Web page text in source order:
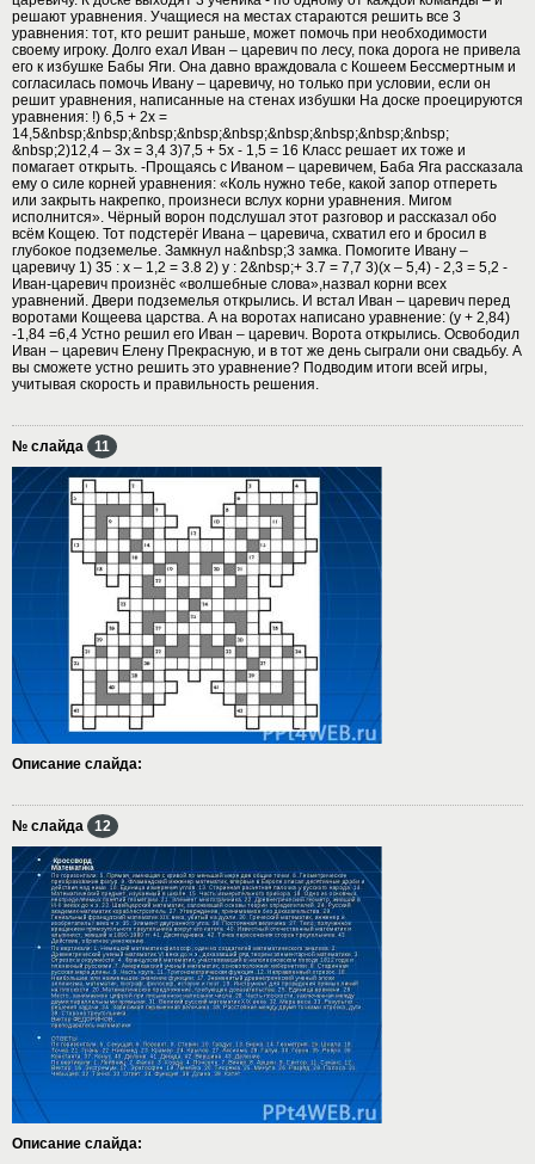
решают уравнения. Учащиеся на местах стараются решить все 3
уравнения: тот, кто решит раньше, может помочь при необходимости
своему игроку. Долго ехал Иван – царевич по лесу, пока дорога не привела
его к избушке Бабы Яги. Она давно враждовала с Кошеем Бессмертным и
согласилась помочь Ивану – царевичу, но только при условии, если он
решит уравнения, написанные на стенах избушки На доске проецируются
уравнения: !) 6,5 + 2х =
14,5&nbsp;&nbsp;&nbsp;&nbsp;&nbsp;&nbsp;&nbsp;&nbsp;&nbsp;
&nbsp;2)12,4 – 3х = 3,4 3)7,5 + 5х - 1,5 = 16 Класс решает их тоже и
помагает открыть. -Прощаясь с Иваном – царевичем, Баба Яга рассказала
ему о силе корней уравнения: «Коль нужно тебе, какой запор отпереть
или закрыть накрепко, произнеси вслух корни уравнения. Мигом
исполнится». Чёрный ворон подслушал этот разговор и рассказал обо
всём Кощею. Тот подстерёг Ивана – царевича, схватил его и бросил в
глубокое подземелье. Замкнул на&nbsp;3 замка. Помогите Ивану –
царевичу 1) 35 : х – 1,2 = 3.8 2) у : 2&nbsp;+ 3.7 = 7,7 3)(х – 5,4) - 2,3 = 5,2 -
Иван-царевич произнёс «волшебные слова»,назвал корни всех
уравнений. Двери подземелья открылись. И встал Иван – царевич перед
воротами Кощеева царства. А на воротах написано уравнение: (у + 2,84)
-1,84 =6,4 Устно решил его Иван – царевич. Ворота открылись. Освободил
Иван – царевич Елену Прекрасную, и в тот же день сыграли они свадьбу. А
вы сможете устно решить это уравнение? Подводим итоги всей игры,
учитывая скорость и правильность решения.
№ слайда 11
Описание слайда:
№ слайда 12
Описание слайда: